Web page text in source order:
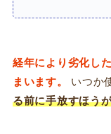
経年により劣化し
まいます。
いつか
る前に手放すほう